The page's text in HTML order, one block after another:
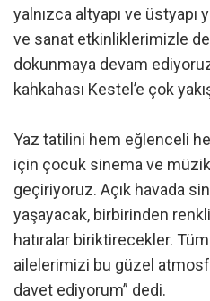
yalnızca altyapı ve üstyapı
ve sanat etkinliklerimizle de
dokunmaya devam
kahkahası Kestel’e çok
Yaz tatilini hem eğlenceli
için çocuk sinema ve
geçiriyoruz. Açık havada
yaşayacak, birbirinden
hatıralar biriktirecekler. Tüm
ailelerimizi bu güzel
davet ediyorum” dedi.